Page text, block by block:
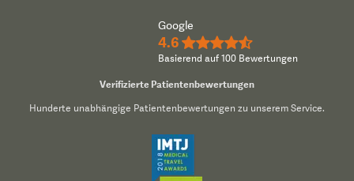
Google
4.6 ★★★★½
Basierend auf 100 Bewertungen
Verifizierte Patientenbewertungen
Hunderte unabhängige Patientenbewertungen zu unserem Service.